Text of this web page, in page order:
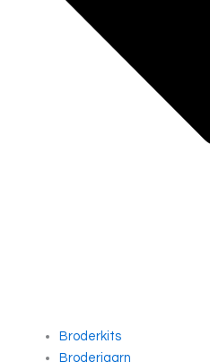
Broderkits
Broderigarn